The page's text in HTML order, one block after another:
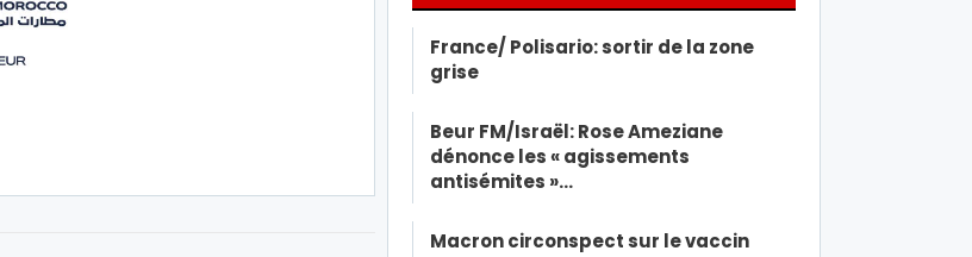
France/ Polisario: sortir de la zone
grise
Beur FM/Israël: Rose Ameziane
dénonce les « agissements
antisémites »…
Macron circonspect sur le vaccin